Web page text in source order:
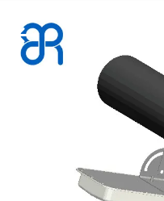
PRODUCTEN
VIDEOS
Technology
Co.,LTD..
Rights
Reserved.